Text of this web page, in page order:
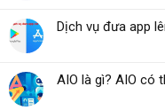
Dịch vụ đưa app
AIO là gì? AIO có